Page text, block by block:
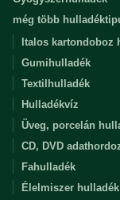
még több
Italos kartondoboz
Gumihulladék
Textilhulladék
Hulladékvíz
Üveg, porcelán
CD, DVD
Fahulladék
Élelmiszer hulladék